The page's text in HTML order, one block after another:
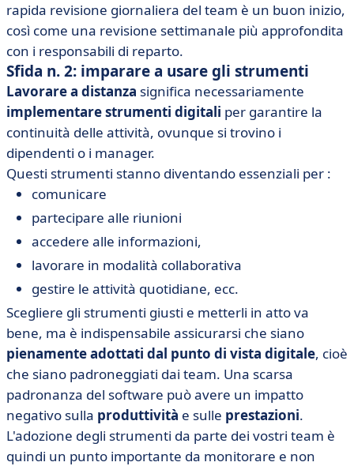
rapida revisione giornaliera del team è un buon inizio,
così come una revisione settimanale più approfondita
con i responsabili di reparto.
Sfida n. 2: imparare a usare gli strumenti
Lavorare a distanza significa necessariamente
implementare strumenti digitali per garantire la
continuità delle attività, ovunque si trovino i
dipendenti o i manager.
Questi strumenti stanno diventando essenziali per :
comunicare
partecipare alle riunioni
accedere alle informazioni,
lavorare in modalità collaborativa
gestire le attività quotidiane, ecc.
Scegliere gli strumenti giusti e metterli in atto va
bene, ma è indispensabile assicurarsi che siano
pienamente adottati dal punto di vista digitale, cioè
che siano padroneggiati dai team. Una scarsa
padronanza del software può avere un impatto
negativo sulla produttività e sulle prestazioni.
L'adozione degli strumenti da parte dei vostri team è
quindi un punto importante da monitorare e non